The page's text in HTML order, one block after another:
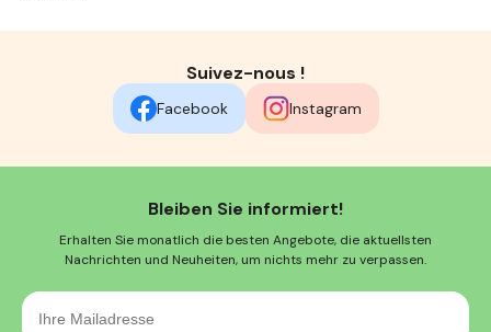
Suivez-nous !
Facebook Instagram
Bleiben Sie informiert!
Erhalten Sie monatlich die besten Angebote, die aktuellsten
Nachrichten und Neuheiten, um nichts mehr zu verpassen.
Ihre
Mailadresse